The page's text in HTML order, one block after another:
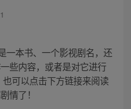
一本书、一个影视剧名，还
些内容，或者是对它进行
可以点击下方链接来阅读
情了！